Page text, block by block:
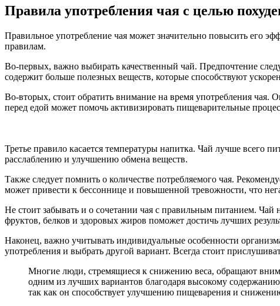
Правила употребления чая с целью
Правильное употребление чая может значительно повысить его
правилам.
Во-первых, важно выбирать качественный чай. Предпочтение
содержит больше полезных веществ, которые способствуют
Во-вторых, стоит обратить внимание на время употребления
перед едой может помочь активизировать пищеварительные
Третье правило касается температуры напитка. Чай лучше всего
расслаблению и улучшению обмена веществ.
Также следует помнить о количестве потребляемого чая.
может привести к бессоннице и повышенной тревожности, что
Не стоит забывать и о сочетании чая с правильным питанием.
фруктов, белков и здоровых жиров поможет достичь лучших
Наконец, важно учитывать индивидуальные особенности
употребления и выбрать другой вариант. Всегда стоит
Многие люди, стремящиеся к снижению веса, обращают
одним из лучших вариантов благодаря высокому
так как он способствует улучшению пищеварения и